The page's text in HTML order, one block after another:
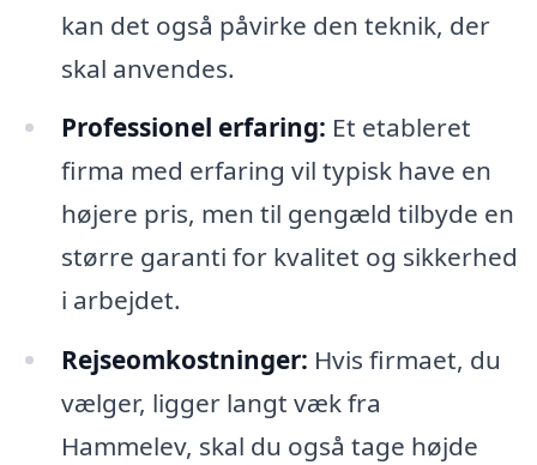
kan det også påvirke den teknik, der
skal anvendes.
Professionel erfaring: Et etableret
firma med erfaring vil typisk have en
højere pris, men til gengæld tilbyde en
større garanti for kvalitet og sikkerhed
i arbejdet.
Rejseomkostninger: Hvis firmaet, du
vælger, ligger langt væk fra
Hammelev, skal du også tage højde